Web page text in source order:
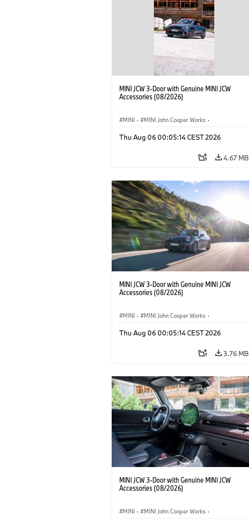
MINI JCW 3-Door with Genuine MINI JCW
Accessories (08/2026)
MINI · MINI John Cooper Works ·
Optional Extras, Accessories
Thu Aug 06 00:05:14 CEST 2026
4.67 MB
MINI JCW 3-Door with Genuine MINI JCW
Accessories (08/2026)
MINI · MINI John Cooper Works ·
Optional Extras, Accessories
Thu Aug 06 00:05:14 CEST 2026
3.76 MB
MINI JCW 3-Door with Genuine MINI JCW
Accessories (08/2026)
MINI · MINI John Cooper Works ·